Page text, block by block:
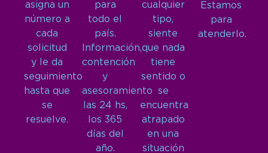
asigna un
número a
cada
solicitud
y le da
seguimiento
hasta que
se
resuelve.
para
todo el
país.
Información,
contención
y
asesoramiento
las 24 hs,
los 365
días del
año.
cualquier
tipo,
siente
que nada
tiene
sentido o
se
encuentra
atrapado
en una
situación
Estamos
para
atenderlo.